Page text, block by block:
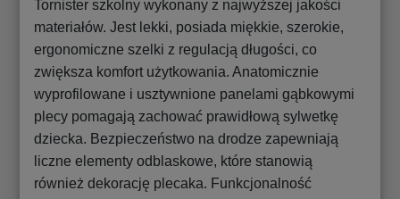
Tornister szkolny wykonany z najwyższej jakości
materiałów. Jest lekki, posiada miękkie, szerokie,
ergonomiczne szelki z regulacją długości, co
zwiększa komfort użytkowania. Anatomicznie
wyprofilowane i usztywnione panelami gąbkowymi
plecy pomagają zachować prawidłową sylwetkę
dziecka. Bezpieczeństwo na drodze zapewniają
liczne elementy odblaskowe, które stanowią
również dekorację plecaka. Funkcjonalność